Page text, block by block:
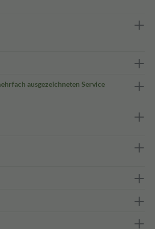
ausgezeichneten Service